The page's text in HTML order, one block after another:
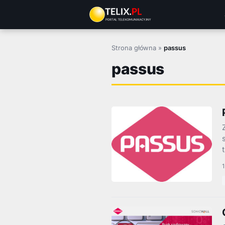
treści
Strona główna »passus
passus